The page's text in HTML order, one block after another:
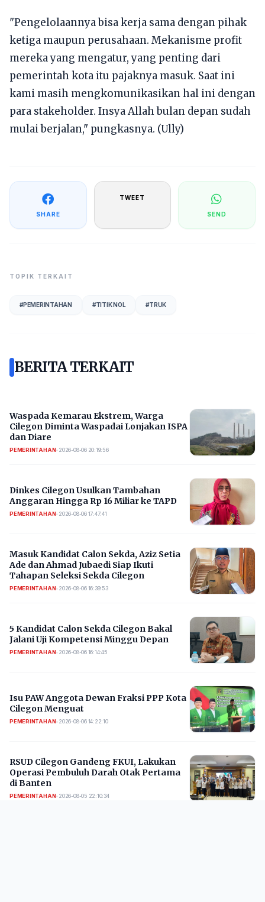
"Pengelolaannya bisa kerja sama dengan pihak
ketiga maupun perusahaan. Mekanisme profit
mereka yang mengatur, yang penting dari
pemerintah kota itu pajaknya masuk. Saat ini
kami masih mengkomunikasikan hal ini dengan
para stakeholder. Insya Allah bulan depan sudah
mulai berjalan," pungkasnya. (Ully)
SHARE
TWEET
SEND
TOPIK TERKAIT
#PEMERINTAHAN #TITIK NOL #TRUK
BERITA TERKAIT
Waspada Kemarau Ekstrem, Warga
Cilegon Diminta Waspadai Lonjakan ISPA
dan Diare
PEMERINTAHAN• 2026-08-06 20:19:56
Dinkes Cilegon Usulkan Tambahan
Anggaran Hingga Rp 16 Miliar ke TAPD
PEMERINTAHAN• 2026-08-06 17:47:41
Masuk Kandidat Calon Sekda, Aziz Setia
Ade dan Ahmad Jubaedi Siap Ikuti
Tahapan Seleksi Sekda Cilegon
PEMERINTAHAN• 2026-08-06 16:39:53
5 Kandidat Calon Sekda Cilegon Bakal
Jalani Uji Kompetensi Minggu Depan
PEMERINTAHAN• 2026-08-06 16:14:45
Isu PAW Anggota Dewan Fraksi PPP Kota
Cilegon Menguat
PEMERINTAHAN• 2026-08-06 14:22:10
RSUD Cilegon Gandeng FKUI, Lakukan
Operasi Pembuluh Darah Otak Pertama
di Banten
PEMERINTAHAN• 2026-08-05 22:10:34